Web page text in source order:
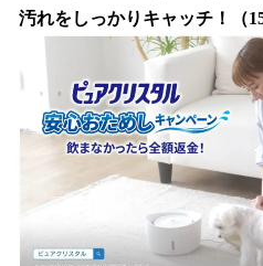
汚れをしっかりキャッチ！（